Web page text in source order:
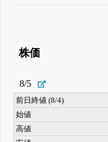
株価
8/5
前日終値 (8/4)
始値
高値